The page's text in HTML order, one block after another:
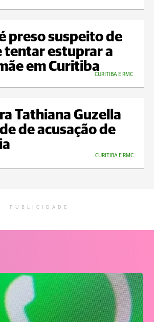
preso suspeito de
tentar estuprar a
em Curitiba
CURITIBA E RMC
Tathiana Guzella
de acusação de
CURITIBA E RMC
PUBLICIDADE